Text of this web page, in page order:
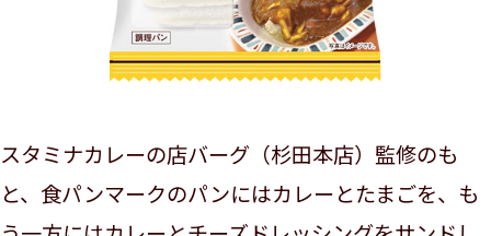
スタミナカレーの店バーグ（杉田本店）監修のも
と、食パンマークのパンにはカレーとたまごを、も